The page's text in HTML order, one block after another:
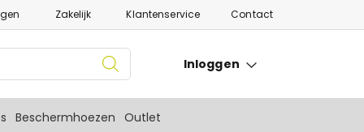
Zakelijk Klantenservice Contact
Inloggen
Beschermhoezen Outlet